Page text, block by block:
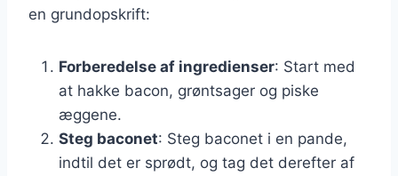
en grundopskrift:
Forberedelse af ingredienser: Start med
at hakke bacon, grøntsager og piske
æggene.
Steg baconet: Steg baconet i en pande,
indtil det er sprødt, og tag det derefter af